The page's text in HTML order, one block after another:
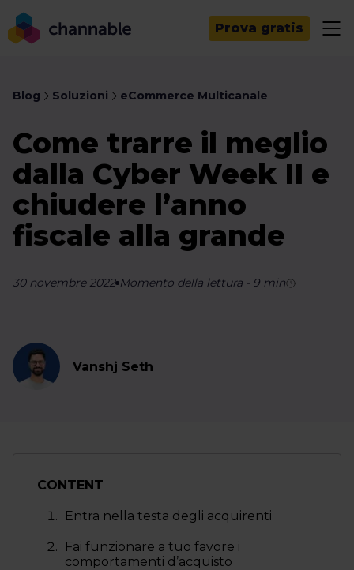
Prova gratis
Blog Soluzioni eCommerce Multicanale
Come trarre il meglio
dalla Cyber Week II e
chiudere l’anno
fiscale alla grande
30 novembre 2022 Momento della lettura - 9 min
Vanshj Seth
CONTENT
Entra nella testa degli acquirenti
Fai funzionare a tuo favore i
comportamenti d’acquisto